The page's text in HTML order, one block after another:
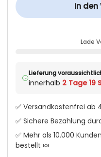
In
Lade
Lieferung
innerhalb 2 Tage 19
✅ Versandkostenfrei ab
✅ Sichere Bezahlung
✅ Mehr als 10.000
bestellt 🍬